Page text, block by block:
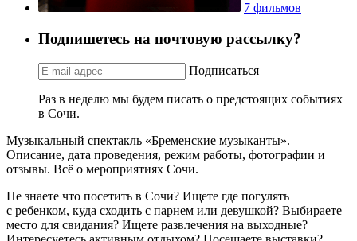
7 фильмов
Подпишетесь на почтовую рассылку?
Подписаться
Раз в неделю мы будем писать о предстоящих событиях
в Сочи.
Музыкальный спектакль «Бременские музыканты».
Описание, дата проведения, режим работы, фотографии и
отзывы. Всё о мероприятиях Сочи.
Не знаете что посетить в Сочи? Ищете где погулять
с ребенком, куда сходить с парнем или девушкой? Выбираете
место для свидания? Ищете развлечения на выходные?